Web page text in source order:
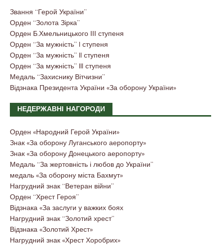
Звання “Герой України”
Орден “Золота Зірка”
Орден Б.Хмельницького ІІІ ступеня
Орден “За мужність” I ступеня
Орден “За мужність” II ступеня
Орден “За мужність” III ступеня
Медаль “Захиснику Вітчизни”
Відзнака Президента України «За оборону України»
НЕДЕРЖАВНІ НАГОРОДИ
Орден «Народний Герой України»
Знак «За оборону Луганського аеропорту»
Знак «За оборону Донецького аеропорту»
Медаль “За жертовність і любов до України”
медаль «За оборону міста Бахмут»
Нагрудний знак “Ветеран війни”
Орден “Хрест Героя”
Відзнака «За заслуги у важких боях
Нагрудний знак “Золотий хрест”
Відзнака «Золотий Хрест»
Нагрудний знак «Хрест Хоробрих»